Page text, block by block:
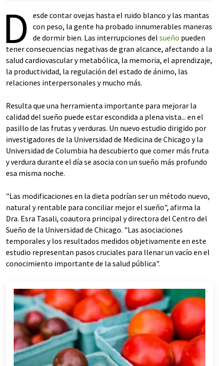
D esde contar ovejas hasta el ruido blanco y las mantas
con peso, la gente ha probado innumerables maneras
de dormir bien. Las interrupciones del sueño pueden
tener consecuencias negativas de gran alcance, afectando a la
salud cardiovascular y metabólica, la memoria, el aprendizaje,
la productividad, la regulación del estado de ánimo, las
relaciones interpersonales y mucho más.
Resulta que una herramienta importante para mejorar la
calidad del sueño puede estar escondida a plena vista... en el
pasillo de las frutas y verduras. Un nuevo estudio dirigido por
investigadores de la Universidad de Medicina de Chicago y la
Universidad de Columbia ha descubierto que comer más fruta
y verdura durante el día se asocia con un sueño más profundo
esa misma noche.
"Las modificaciones en la dieta podrían ser un método nuevo,
natural y rentable para conciliar mejor el sueño", afirma la
Dra. Esra Tasali, coautora principal y directora del Centro del
Sueño de la Universidad de Chicago. "Las asociaciones
temporales y los resultados medidos objetivamente en este
estudio representan pasos cruciales para llenar un vacío en el
conocimiento importante de la salud pública".